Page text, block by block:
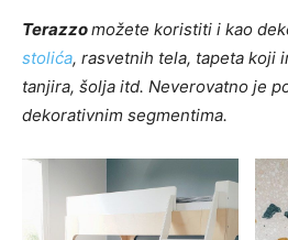
Terazzomožete koristiti i kao
stolića, rasvetnih tela, tapeta koji
tanjira, šolja itd. Neverovatno je
dekorativnim segmentima.